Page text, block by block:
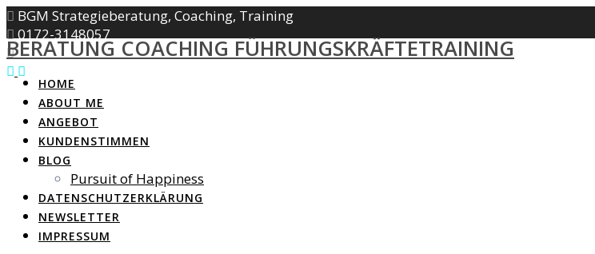
Zum
Inhalt
springen
BGM Strategieberatung, Coaching, Training
0172-3148057
info@mindset-fitness.de
BERATUNG COACHING FÜHRUNGSKRÄFTETRAINING
HOME
ABOUT ME
ANGEBOT
KUNDENSTIMMEN
BLOG
Pursuit of Happiness
DATENSCHUTZ­ERKLÄRUNG
NEWSLETTER
IMPRESSUM